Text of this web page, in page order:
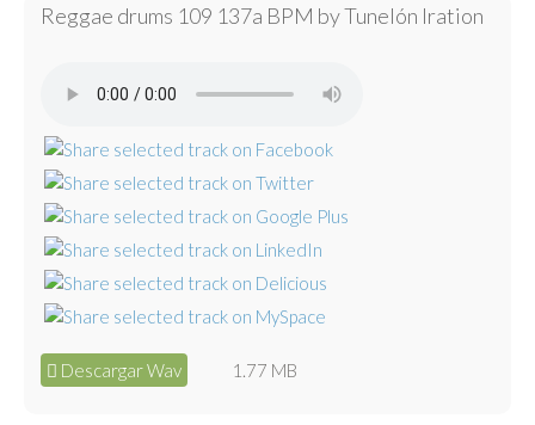
Reggae drums 109 137a BPM by Tunelón Iration
Descargar Wav 1.77 MB